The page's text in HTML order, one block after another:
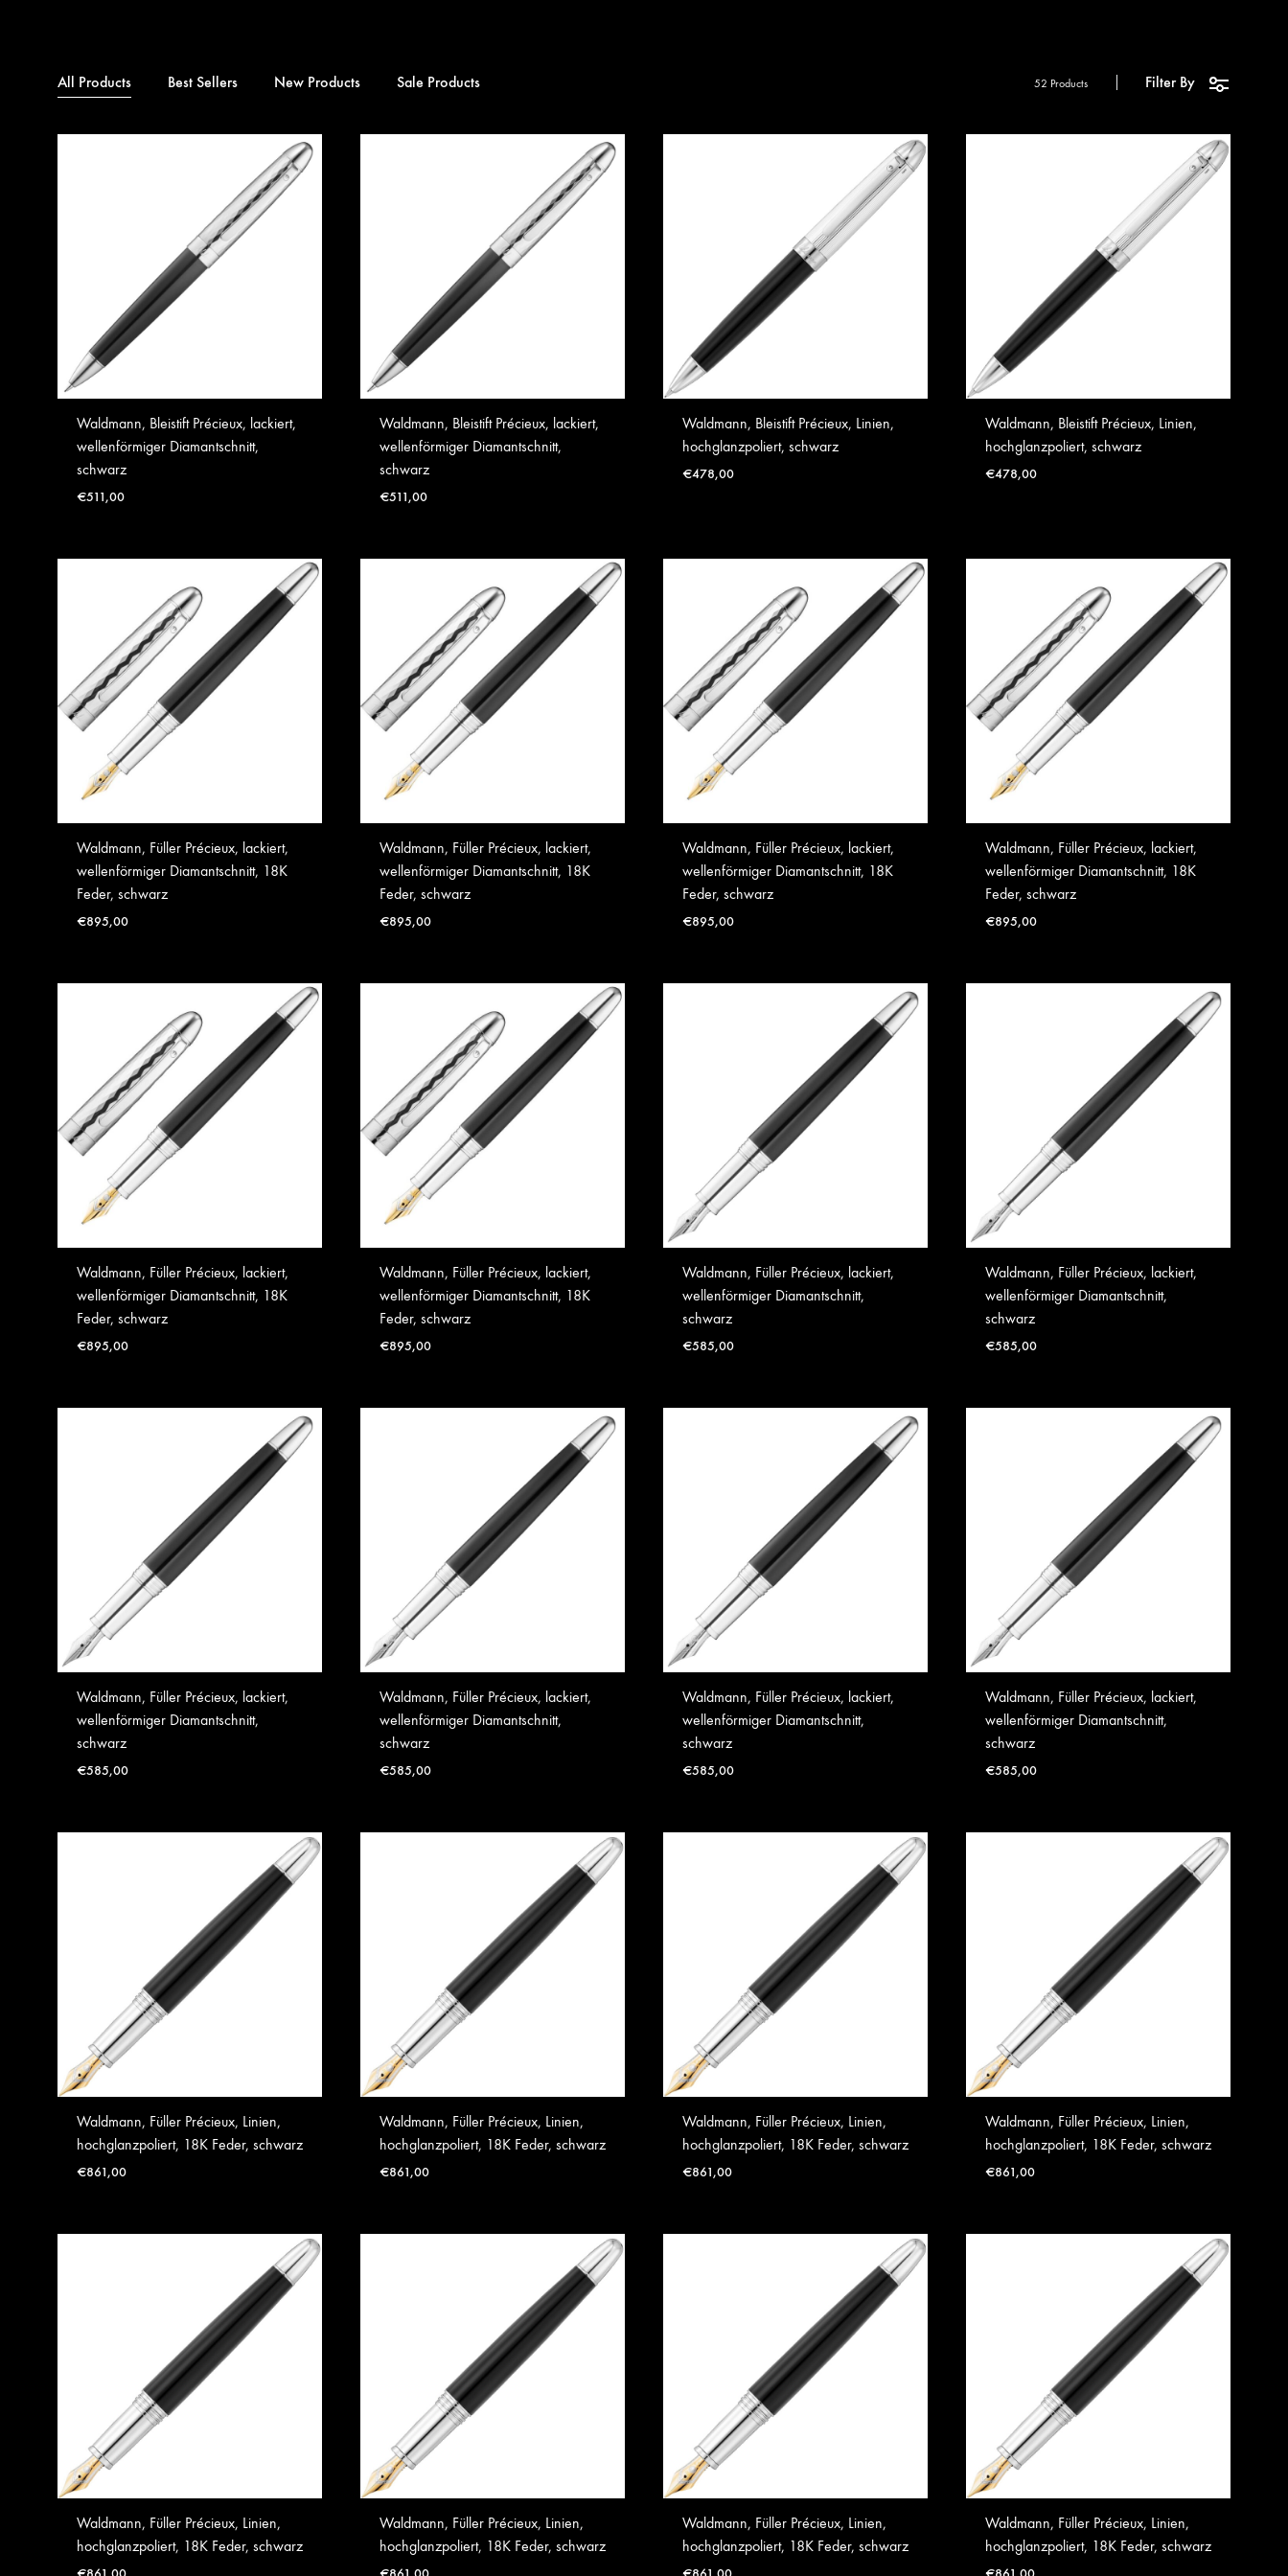
All Products Best Sellers New Products Sale Products Filter By
52 Products
Waldmann, Bleistift Précieux, lackiert,
wellenförmiger Diamantschnitt,
schwarz
€511,00
Waldmann, Bleistift Précieux, lackiert,
wellenförmiger Diamantschnitt,
schwarz
€511,00
Waldmann, Bleistift Précieux, Linien,
hochglanzpoliert, schwarz
€478,00
Waldmann, Bleistift Précieux, Linien,
hochglanzpoliert, schwarz
€478,00
Waldmann, Füller Précieux, lackiert,
wellenförmiger Diamantschnitt, 18K
Feder, schwarz
€895,00
Waldmann, Füller Précieux, lackiert,
wellenförmiger Diamantschnitt, 18K
Feder, schwarz
€895,00
Waldmann, Füller Précieux, lackiert,
wellenförmiger Diamantschnitt, 18K
Feder, schwarz
€895,00
Waldmann, Füller Précieux, lackiert,
wellenförmiger Diamantschnitt, 18K
Feder, schwarz
€895,00
Waldmann, Füller Précieux, lackiert,
wellenförmiger Diamantschnitt, 18K
Feder, schwarz
€895,00
Waldmann, Füller Précieux, lackiert,
wellenförmiger Diamantschnitt, 18K
Feder, schwarz
€895,00
Waldmann, Füller Précieux, lackiert,
wellenförmiger Diamantschnitt,
schwarz
€585,00
Waldmann, Füller Précieux, lackiert,
wellenförmiger Diamantschnitt,
schwarz
€585,00
Waldmann, Füller Précieux, lackiert,
wellenförmiger Diamantschnitt,
schwarz
€585,00
Waldmann, Füller Précieux, lackiert,
wellenförmiger Diamantschnitt,
schwarz
€585,00
Waldmann, Füller Précieux, lackiert,
wellenförmiger Diamantschnitt,
schwarz
€585,00
Waldmann, Füller Précieux, lackiert,
wellenförmiger Diamantschnitt,
schwarz
€585,00
Waldmann, Füller Précieux, Linien,
hochglanzpoliert, 18K Feder, schwarz
€861,00
Waldmann, Füller Précieux, Linien,
hochglanzpoliert, 18K Feder, schwarz
€861,00
Waldmann, Füller Précieux, Linien,
hochglanzpoliert, 18K Feder, schwarz
€861,00
Waldmann, Füller Précieux, Linien,
hochglanzpoliert, 18K Feder, schwarz
€861,00
Waldmann, Füller Précieux, Linien,
hochglanzpoliert, 18K Feder, schwarz
Waldmann, Füller Précieux, Linien,
hochglanzpoliert, 18K Feder, schwarz
Waldmann, Füller Précieux, Linien,
hochglanzpoliert, 18K Feder, schwarz
Waldmann, Füller Précieux, Linien,
hochglanzpoliert, 18K Feder, schwarz